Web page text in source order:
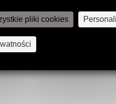
pliki cookies